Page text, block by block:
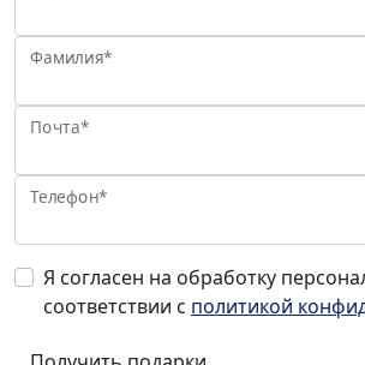
Фамилия*
Почта*
Телефон*
Я согласен на обработку
соответствии с политикой